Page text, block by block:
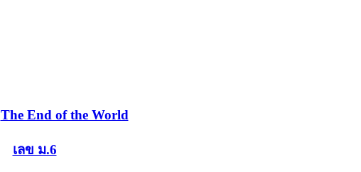
The End of the World
เลข ม.6